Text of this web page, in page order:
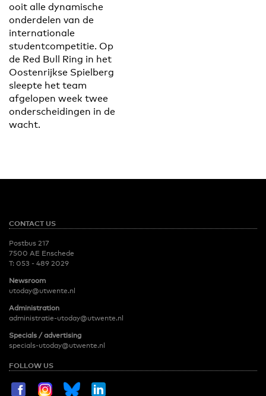
ooit alle dynamische
onderdelen van de
internationale
studentcompetitie. Op
de Red Bull Ring in het
Oostenrijkse Spielberg
sleepte het team
afgelopen week twee
onderscheidingen in de
wacht.
CONTACT US
Postbus 217
7500 AE Enschede
T: 053 - 489 2029
Newsroom
utoday@utwente.nl
Administration
administratie-utoday@utwente.nl
Specials / advertising
specials-utoday@utwente.nl
FOLLOW US